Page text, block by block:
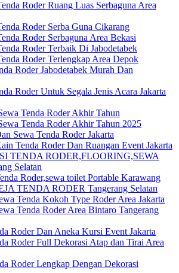
Roder Ruang Luas Serbaguna Area
Roder Serba Guna Cikarang
Roder Serbaguna Area Bekasi
Roder Terbaik Di Jabodetabek
Roder Terlengkap Area Depok
Roder Jabodetabek Murah Dan
Roder Untuk Segala Jenis Acara Jakarta
Tenda Roder Akhir Tahun
Tenda Roder Akhir Tahun 2025
Sewa Tenda Roder Jakarta
Tenda Roder Dan Ruangan Event Jakarta
TENDA RODER,FLOORING,SEWA
Selatan
Roder,sewa toilet Portable Karawang
TENDA RODER Tangerang Selatan
Tenda Kokoh Type Roder Area Jakarta
Tenda Roder Area Bintaro Tangerang
Roder Dan Aneka Kursi Event Jakarta
Roder Full Dekorasi Atap dan Tirai Area
Roder Lengkap Dengan Dekorasi